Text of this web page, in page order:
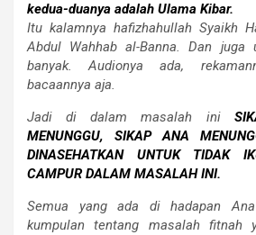
kedua-duanya adalah Ulama Kibar.
Itu kalamnya hafizhahullah Syaikh
Abdul Wahhab al-Banna. Dan juga
banyak. Audionya ada,
bacaannya aja.
Jadi di dalam masalah ini
MENUNGGU, SIKAP ANA
DINASEHATKAN UNTUK TIDAK
CAMPUR DALAM MASALAH INI.
Semua yang ada di hadapan
kumpulan tentang masalah fitnah